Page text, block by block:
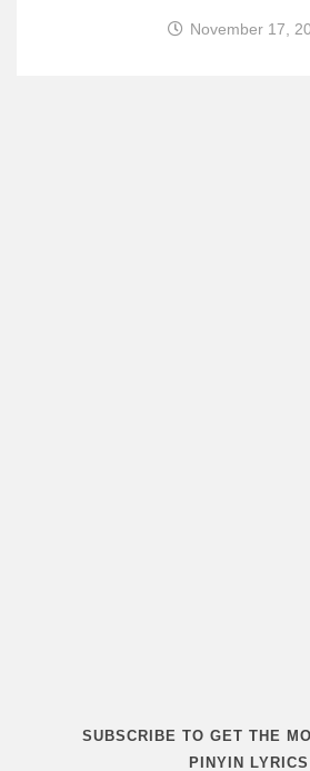
November 17,
SUBSCRIBE TO GET THE
PINYIN LYRICS